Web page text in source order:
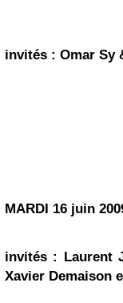
invités : Omar Sy
MARDI 16 juin
invités : Laurent
Xavier Demaison